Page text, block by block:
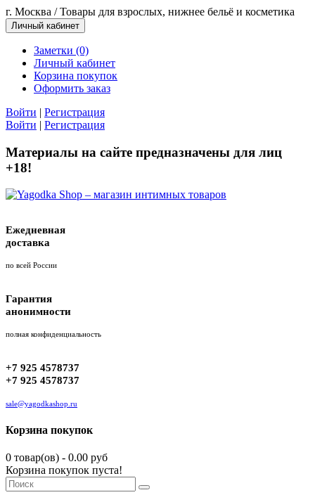
г. Москва / Товары для взрослых, нижнее бельё и косметика
Личный кабинет
Заметки (0)
Личный кабинет
Корзина покупок
Оформить заказ
Войти | Регистрация
Войти | Регистрация
Материалы на сайте предназначены для лиц
+18!
Ежедневная
доставка
по всей России
Гарантия
анонимности
полная конфиденциальность
+7 925 4578737
+7 925 4578737
sale@yagodkashop.ru
Корзина покупок
0 товар(ов) - 0.00 руб
Корзина покупок пуста!